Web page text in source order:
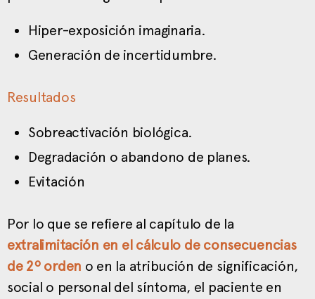
Hiper-exposición imaginaria.
Generación de incertidumbre.
Resultados
Sobreactivación biológica.
Degradación o abandono de planes.
Evitación
Por lo que se refiere al capítulo de la
extralimitación en el cálculo de consecuencias
de 2º orden o en la atribución de significación,
social o personal del síntoma, el paciente en